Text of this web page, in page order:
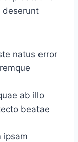
deserunt
natus error
ab illo
beatae
ipsam